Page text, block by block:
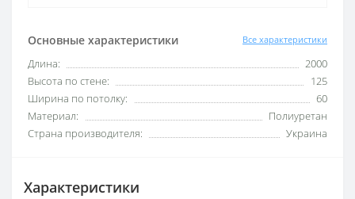
Основные характеристики Все характеристики
Длина:
2000
Высота по стене:
125
Ширина по потолку:
60
Материал:
Полиуретан
Страна производителя:
Украина
Характеристики